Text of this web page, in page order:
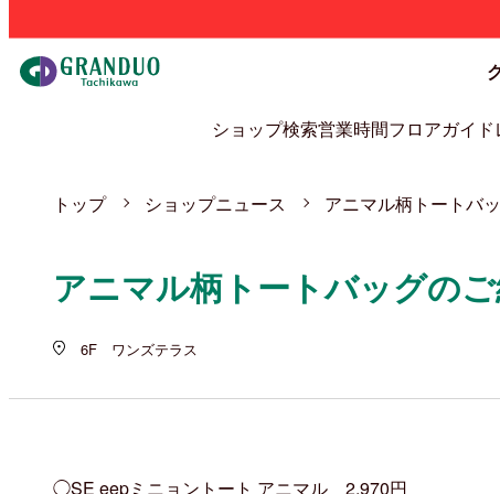
ショップ検索営業時間フロアガイド
トップ ショップニュース アニマル柄トートバ
アニマル柄トートバッグの
6F ワンズテラス
◯SE eepミニョントート アニマル 2,970円